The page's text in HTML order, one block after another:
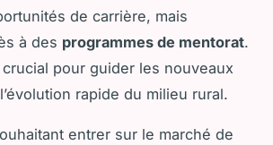
de carrière, mais
à des programmes de mentorat.
pour guider les nouveaux
rapide du milieu rural.
entrer sur le marché de